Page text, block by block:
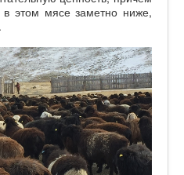
в этом мясе заметно ниже,